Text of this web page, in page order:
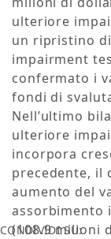
ulteriore
un ripristino
impairment
confermato i
fondi di
Nell’ultimo
ulteriore
incorpora
precedente, il
aumento del
assorbimento
(108.9 milioni
CONDIVIDI SU: